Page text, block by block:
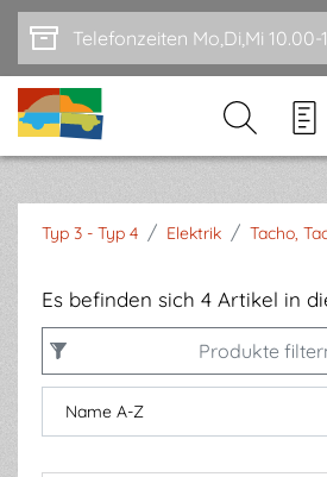
Zum Hauptinhalt springen
Typ 3 - Typ 4 / Elektrik / Tacho,
Es befinden sich 4 Artikel in
Produkte